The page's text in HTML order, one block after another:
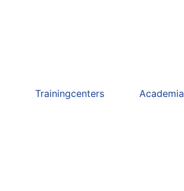
Trainingcenters Academia